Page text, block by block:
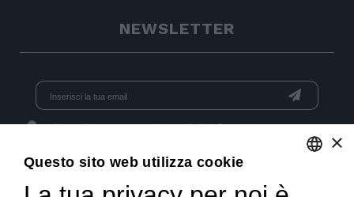
NEWSLETTER
Dichiaro di aver preso visione dell'informativae acconsento
ENGLISH
×
Questo sito web utilizza cookie